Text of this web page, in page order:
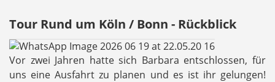
Tour Rund um Köln / Bonn - Rückblick
Vor zwei Jahren hatte sich Barbara entschlossen, für
uns eine Ausfahrt zu planen und es ist ihr gelungen!